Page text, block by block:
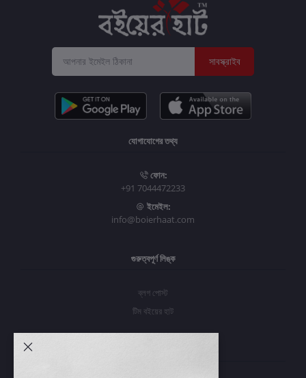
সাবস্ক্রাইব
যোগাযোগের তথ্য
ফোন:
+91 7044472233
ইমেইল:
info@boierhaat.com
গুরুত্বপূর্ণ লিঙ্ক
ব্লগ পোস্ট
টিম বইয়ের হাট